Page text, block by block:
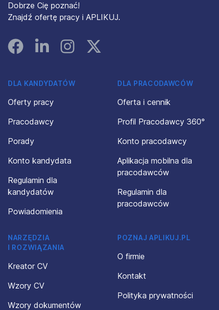
Dobrze Cię poznać!
Znajdź ofertę pracy i APLIKUJ.
FacebookLinked InInstagramInstagram
DLA KANDYDATÓW
Oferty pracy
Pracodawcy
Porady
Konto kandydata
Regulamin dla
kandydatów
Powiadomienia
DLA PRACODAWCÓW
Oferta i cennik
Profil Pracodawcy 360°
Konto pracodawcy
Aplikacja mobilna dla
pracodawców
Regulamin dla
pracodawców
NARZĘDZIA
I ROZWIĄZANIA
Kreator CV
Wzory CV
Wzory dokumentów
POZNAJ APLIKUJ.PL
O firmie
Kontakt
Polityka prywatności